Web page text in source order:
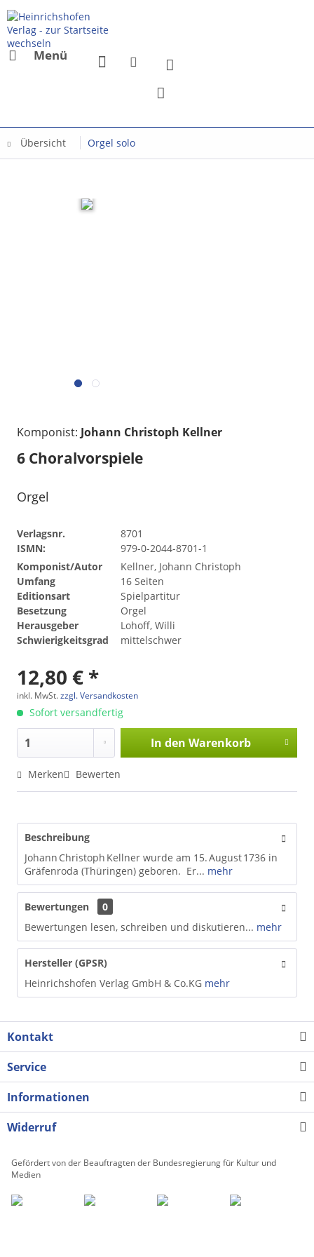
Menü
Übersicht Orgel solo
Komponist: Johann Christoph Kellner
6 Choralvorspiele
Orgel
Verlagsnr.
8701
ISMN:
979-0-2044-8701-1
Komponist/Autor
Kellner, Johann Christoph
Umfang
16 Seiten
Editionsart
Spielpartitur
Besetzung
Orgel
Herausgeber
Lohoff, Willi
Schwierigkeitsgrad
mittelschwer
12,80 € *
inkl. MwSt.zzgl. Versandkosten
Sofort versandfertig
In den Warenkorb
Merken Bewerten
Beschreibung
Johann Christoph Kellner wurde am 15. August 1736 in
Gräfenroda (Thüringen) geboren. Er... mehr
Bewertungen
0
Bewertungen lesen, schreiben und diskutieren... mehr
Hersteller (GPSR)
Heinrichshofen Verlag GmbH & Co.KG mehr
Kontakt
Service
Informationen
Widerruf
Gefördert von der Beauftragten der Bundesregierung für Kultur und
Medien